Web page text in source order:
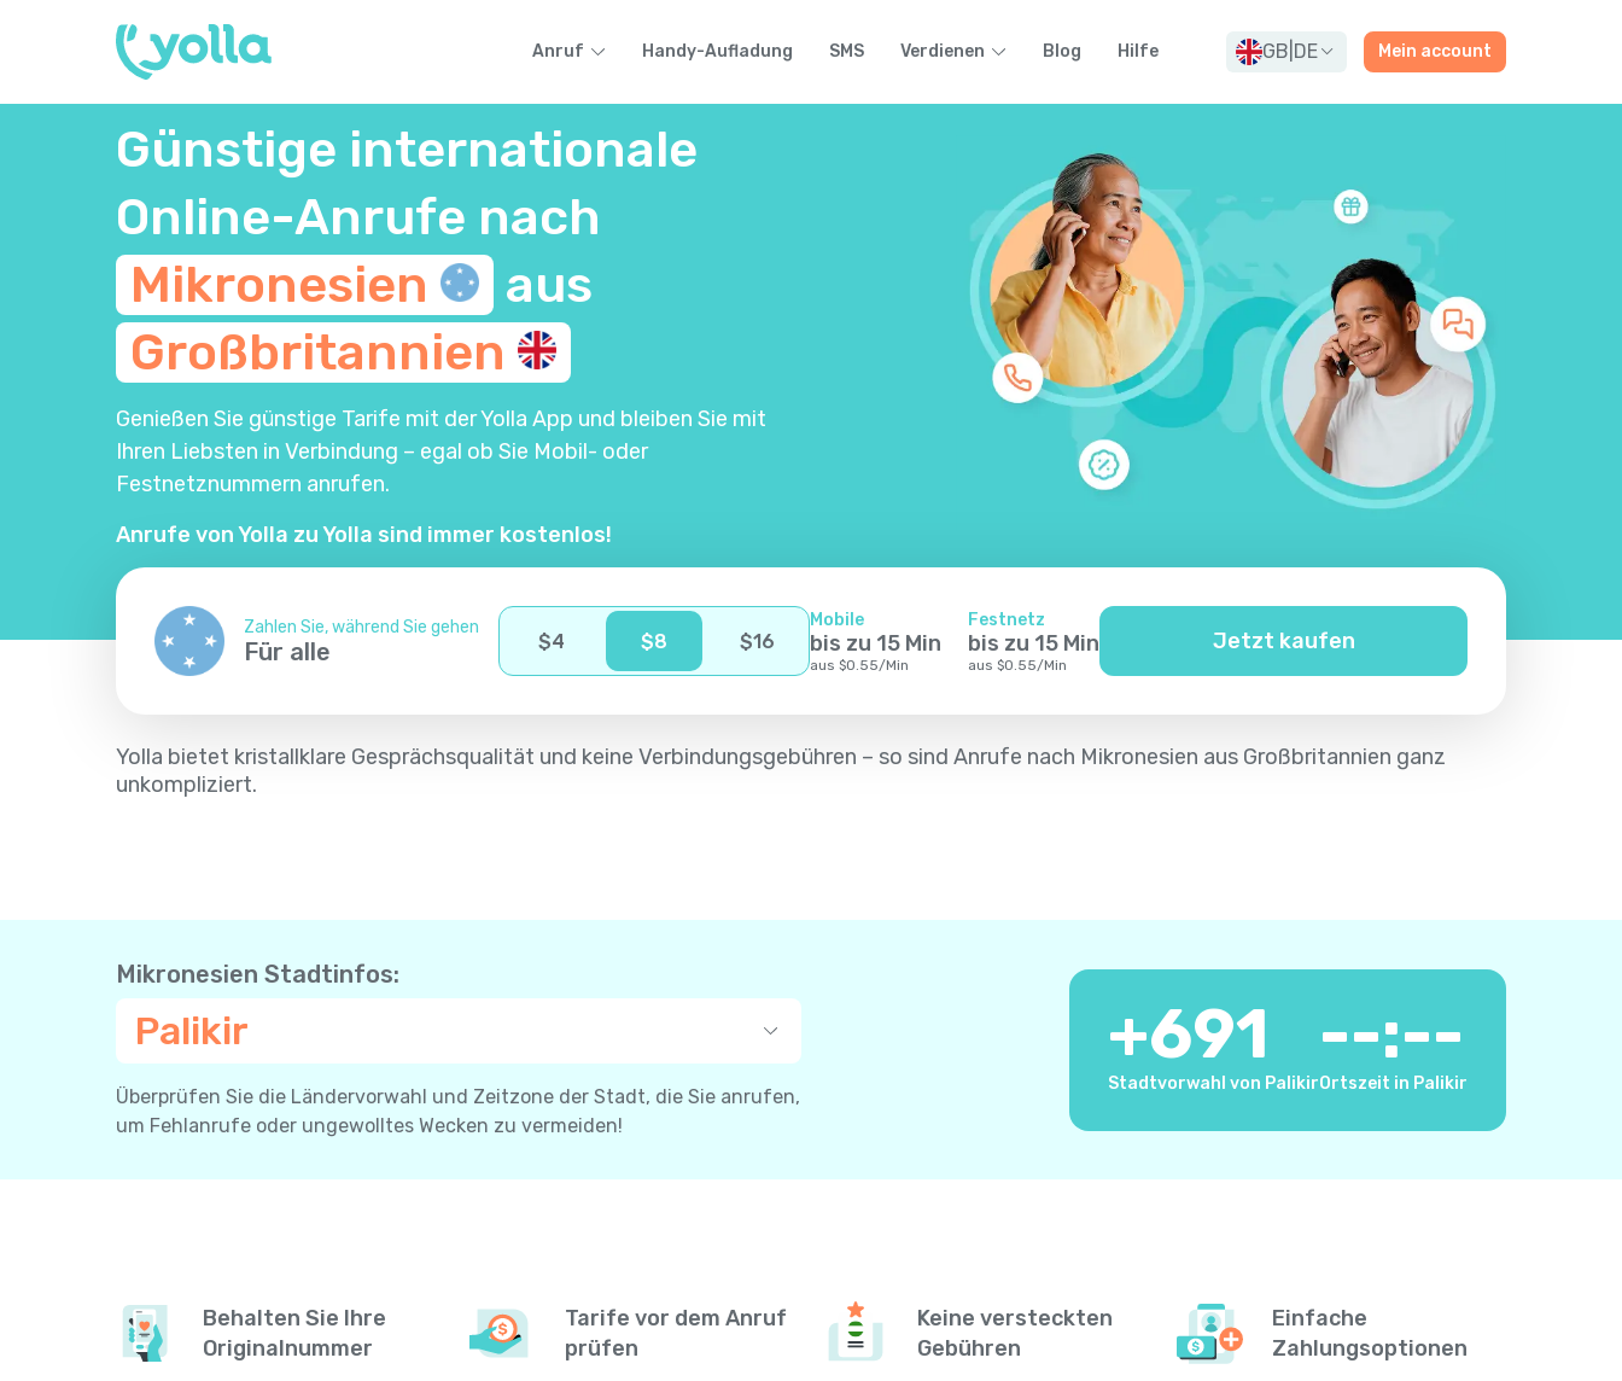
Anruf Handy-Aufladung SMS Verdienen Blog Hilfe GB DE Mein account
Günstige internationale
Online-Anrufe nach
Mikronesien
aus
Großbritannien
Genießen Sie günstige Tarife mit der Yolla App und bleiben Sie mit
Ihren Liebsten in Verbindung – egal ob Sie Mobil- oder
Festnetznummern anrufen.
Anrufe von Yolla zu Yolla sind immer kostenlos!
Zahlen Sie, während Sie gehen
Für alle $4 $8 $16
Mobile
bis zu 15 Min
aus $0.55/Min
Festnetz
bis zu 15 Min
aus $0.55/Min
Jetzt kaufen
Yolla bietet kristallklare Gesprächsqualität und keine Verbindungsgebühren – so sind Anrufe nach Mikronesien aus Großbritannien ganz
unkompliziert.
Mikronesien Stadtinfos:
Palikir
Überprüfen Sie die Ländervorwahl und Zeitzone der Stadt, die Sie anrufen,
um Fehlanrufe oder ungewolltes Wecken zu vermeiden!
+691
Stadtvorwahl von Palikir
--:--
Ortszeit in Palikir
Behalten Sie Ihre
Originalnummer
Tarife vor dem Anruf
prüfen
Keine versteckten
Gebühren
Einfache
Zahlungsoptionen